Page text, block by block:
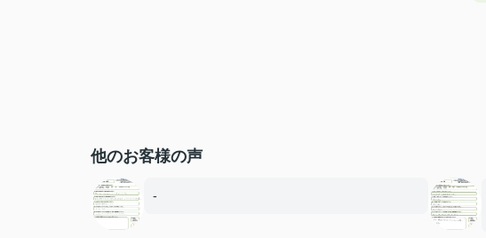
他のお客様の声
-